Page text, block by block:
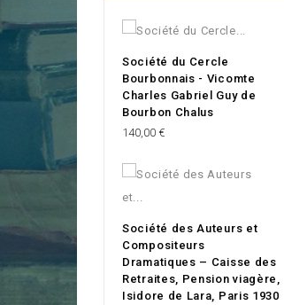
Société du Cercle
Bourbonnais - Vicomte
Charles Gabriel Guy de
Bourbon Chalus
Prix
140,00 €
Société des Auteurs et
Compositeurs
Dramatiques – Caisse des
Retraites, Pension viagère,
Isidore de Lara, Paris 1930